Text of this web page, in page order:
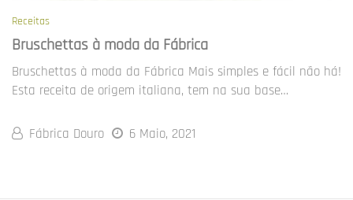
Receitas
Bruschettas à moda da Fábrica
Bruschettas à moda da Fábrica Mais simples e fácil não há!
Esta receita de origem italiana, tem na sua base…
Fábrica Douro 6 Maio, 2021